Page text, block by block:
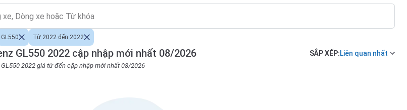
GL550 2022 cập nhập mới nhất 08/2026 SẮP XẾP:Liên quan nhất
2022 giá từ đến cập nhập mới nhất 08/2026
GL550 Từ 2022 đến 2022